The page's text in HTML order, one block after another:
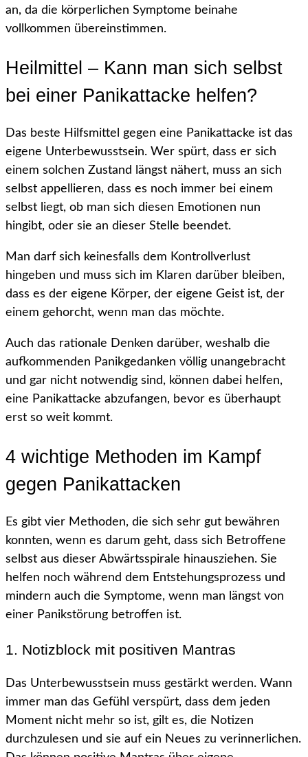
an, da die körperlichen Symptome beinahe
vollkommen übereinstimmen.
Heilmittel – Kann man sich selbst
bei einer Panikattacke helfen?
Das beste Hilfsmittel gegen eine Panikattacke ist das
eigene Unterbewusstsein. Wer spürt, dass er sich
einem solchen Zustand längst nähert, muss an sich
selbst appellieren, dass es noch immer bei einem
selbst liegt, ob man sich diesen Emotionen nun
hingibt, oder sie an dieser Stelle beendet.
Man darf sich keinesfalls dem Kontrollverlust
hingeben und muss sich im Klaren darüber bleiben,
dass es der eigene Körper, der eigene Geist ist, der
einem gehorcht, wenn man das möchte.
Auch das rationale Denken darüber, weshalb die
aufkommenden Panikgedanken völlig unangebracht
und gar nicht notwendig sind, können dabei helfen,
eine Panikattacke abzufangen, bevor es überhaupt
erst so weit kommt.
4 wichtige Methoden im Kampf
gegen Panikattacken
Es gibt vier Methoden, die sich sehr gut bewähren
konnten, wenn es darum geht, dass sich Betroffene
selbst aus dieser Abwärtsspirale hinausziehen. Sie
helfen noch während dem Entstehungsprozess und
mindern auch die Symptome, wenn man längst von
einer Panikstörung betroffen ist.
1. Notizblock mit positiven Mantras
Das Unterbewusstsein muss gestärkt werden. Wann
immer man das Gefühl verspürt, dass dem jeden
Moment nicht mehr so ist, gilt es, die Notizen
durchzulesen und sie auf ein Neues zu verinnerlichen.